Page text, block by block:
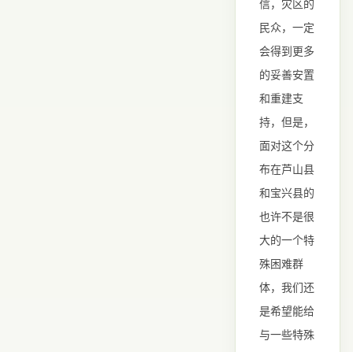
信，灾区的
民众，一定
会得到更多
的妥善安置
和重建支
持，但是，
面对这个分
布在芦山县
和宝兴县的
也许不是很
大的一个特
殊困难群
体，我们还
是希望能给
与一些特殊